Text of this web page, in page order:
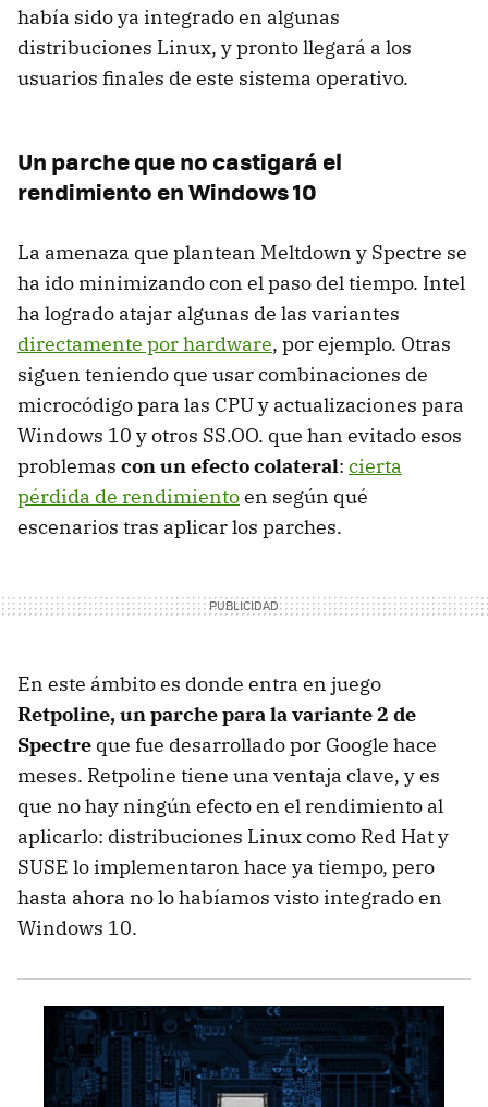
había sido ya integrado en algunas
distribuciones Linux, y pronto llegará a los
usuarios finales de este sistema operativo.
Un parche que no castigará el
rendimiento en Windows 10
La amenaza que plantean Meltdown y Spectre se
ha ido minimizando con el paso del tiempo. Intel
ha logrado atajar algunas de las variantes
directamente por hardware, por ejemplo. Otras
siguen teniendo que usar combinaciones de
microcódigo para las CPU y actualizaciones para
Windows 10 y otros SS.OO. que han evitado esos
problemas con un efecto colateral: cierta
pérdida de rendimientoen según qué
escenarios tras aplicar los parches.
En este ámbito es donde entra en juego
Retpoline, un parche para la variante 2 de
Spectre que fue desarrollado por Google hace
meses. Retpoline tiene una ventaja clave, y es
que no hay ningún efecto en el rendimiento al
aplicarlo: distribuciones Linux como Red Hat y
SUSE lo implementaron hace ya tiempo, pero
hasta ahora no lo habíamos visto integrado en
Windows 10.